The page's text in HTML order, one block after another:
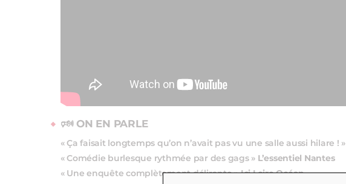
🕬 ON EN PARLE
« Ça faisait longtemps qu’on n’avait pas vu une salle aussi hilare ! »
« Comédie burlesque rythmée par des gags » L’essentiel Nantes
« Une enquête complètement délirante »Ici Loire Océan